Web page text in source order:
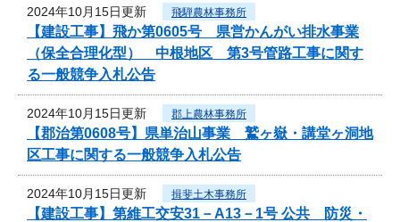
2024年10月15日更新 飛騨農林事務所
【建設工事】飛か第0605号 県営かんがい排水事業
（保全合理化型） 中根地区 第3号管路工事に関す
る一般競争入札公告
2024年10月15日更新 郡上農林事務所
【郡治第0608号】県単治山事業 鷲ヶ嶽・講堂ヶ洞地
区工事に関する一般競争入札公告
2024年10月15日更新 揖斐土木事務所
【建設工事】第維工交安31－A13－1号 公共 防災・